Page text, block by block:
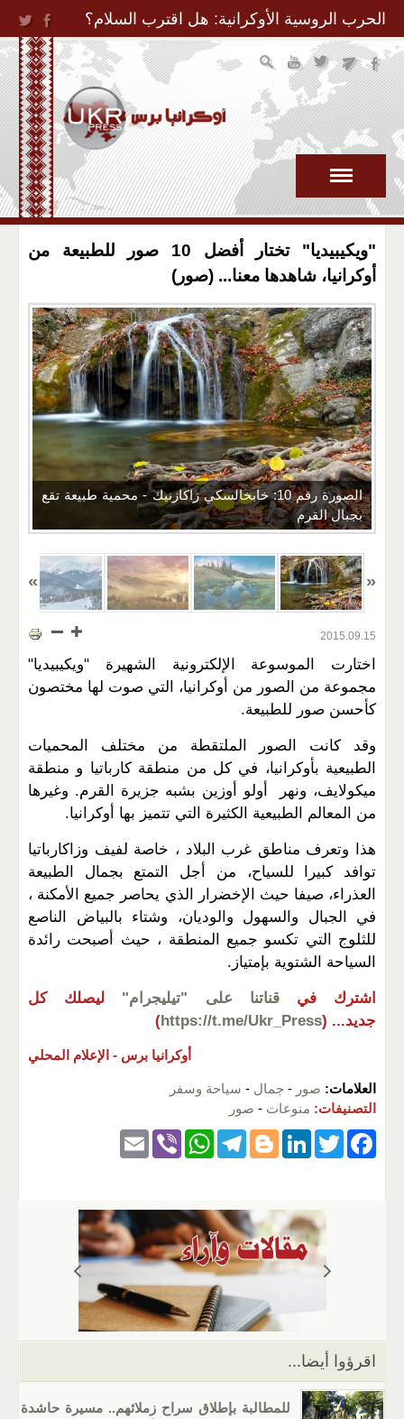
Jump to Navigation
الحرب الروسية الأوكرانية: هل اقترب السلام؟
"ويكيبيديا" تختار أفضل 10 صور للطبيعة من
أوكرانيا، شاهدها معنا... (صور)
الصورة رقم 10: خابخالسكي زاكازنيك - محمية طبيعة تقع
بجبال القرم
2015.09.15
اختارت الموسوعة الإلكترونية الشهيرة "ويكيبيديا"
مجموعة من الصور من أوكرانيا، التي صوت لها مختصون
كأحسن صور للطبيعة.
وقد كانت الصور الملتقطة من مختلف المحميات
الطبيعية بأوكرانيا، في كل من منطقة كارباتيا و منطقة
ميكولايف، ونهر أولو أوزين بشبه جزيرة القرم. وغيرها
من المعالم الطبيعية الكثيرة التي تتميز بها أوكرانيا.
هذا وتعرف مناطق غرب البلاد ، خاصة لفيف وزاكارباتيا
توافد كبيرا للسياح، من أجل التمتع بجمال الطبيعة
العذراء، صيفا حيث الإخضرار الذي يحاصر جميع الأمكنة ،
في الجبال والسهول والوديان، وشتاء بالبياض الناصع
للثلوج التي تكسو جميع المنطقة ، حيث أصبحت رائدة
السياحة الشتوية بإمتياز.
اشترك في قناتنا على "تيليجرام"
ليصلك كل
جديد... (
https://t.me/Ukr_Press
)
أوكرانيا برس - الإعلام المحلي
العلامات: صور - جمال - سياحة وسفر
التصنيفات: منوعات - صور
F
k
T
er
Li
e
dI
Bl
g
er
T
gr
a
m
W
s
A
p
p
Vi
اقرؤوا أيضا...
للمطالبة بإطلاق سراح زملائهم.. مسيرة حاشدة